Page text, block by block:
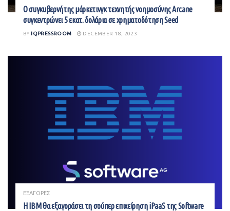
Ο συγκυβερνήτης μάρκετινγκ τεχνητής νοημοσύνης Arcane
συγκεντρώνει 5 εκατ. δολάρια σε χρηματοδότηση Seed
BY IQPRESSROOM DECEMBER 18, 2023
ΕΞΑΓΟΡΕΣ
Η IBM θα εξαγοράσει τη σούπερ επιχείρηση iPaaS της Software